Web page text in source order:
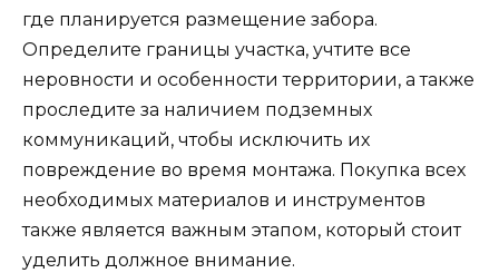
где планируется размещение забора.
Определите границы участка, учтите все
неровности и особенности территории, а также
проследите за наличием подземных
коммуникаций, чтобы исключить их
повреждение во время монтажа. Покупка всех
необходимых материалов и инструментов
также является важным этапом, который стоит
уделить должное внимание.